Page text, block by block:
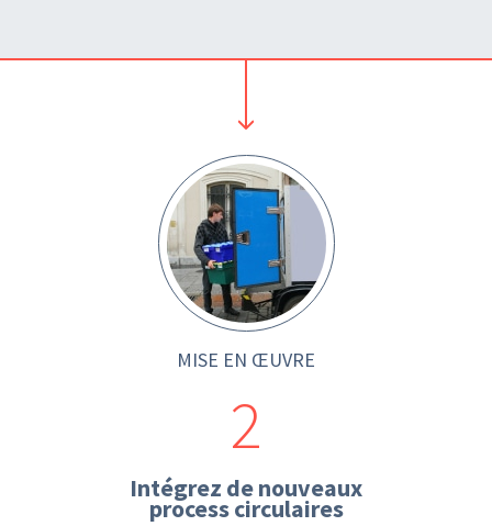
MISE EN ŒUVRE
2
Intégrez de nouveaux
process circulaires